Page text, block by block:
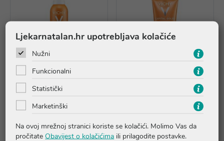
Vichy Capital Soleil Dječji
pijeska na kožu SPF50+
Vichy Capital Soleil mlijeko
Ljekarnatalan.hr upotrebljava kolačiće
Nužni
Funkcionalni
Statistički
Marketinški
Na ovoj mrežnoj stranici koriste se kolačići. Molimo Vas da
pročitate Obavijest o kolačićima ili prilagodite postavke.